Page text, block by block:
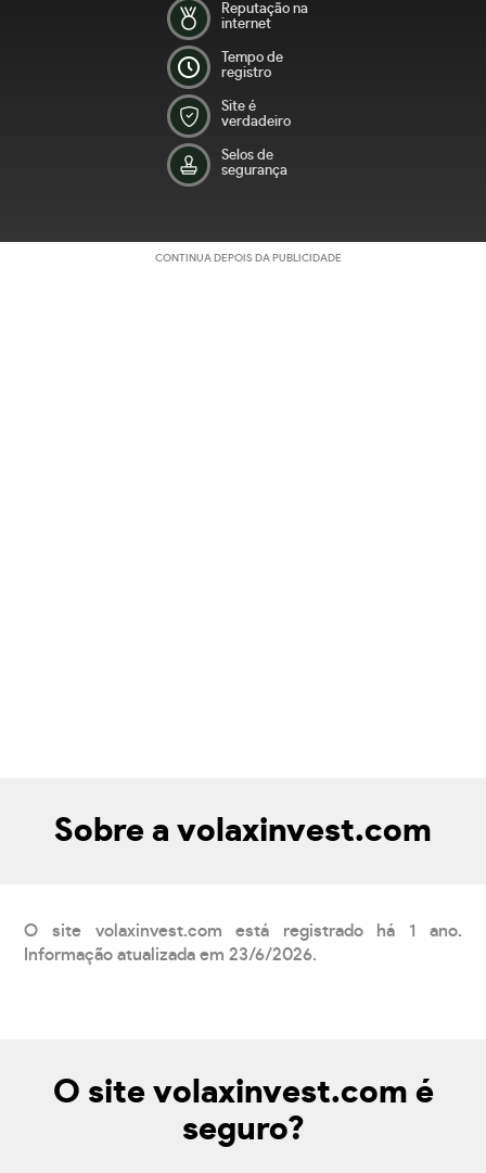
Reputação na
internet
Tempo de
registro
Site é
verdadeiro
Selos de
segurança
CONTINUA DEPOIS DA PUBLICIDADE
Sobre a volaxinvest.com
O site volaxinvest.com está registrado há 1 ano.
Informação atualizada em 23/6/2026.
O site volaxinvest.com é
seguro?